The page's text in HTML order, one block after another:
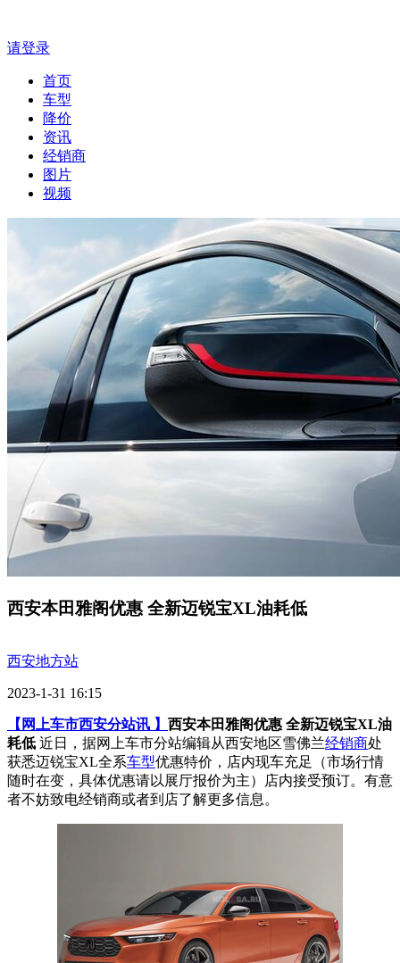
请登录
首页
车型
降价
资讯
经销商
图片
视频
西安本田雅阁优惠 全新迈锐宝XL油耗低
西安地方站
2023-1-31 16:15
【网上车市西安分站讯 】 西安本田雅阁优惠 全新迈锐宝XL油
耗低 近日，据网上车市分站编辑从西安地区雪佛兰经销商处
获悉迈锐宝XL全系车型优惠特价，店内现车充足（市场行情
随时在变，具体优惠请以展厅报价为主）店内接受预订。有意
者不妨致电经销商或者到店了解更多信息。